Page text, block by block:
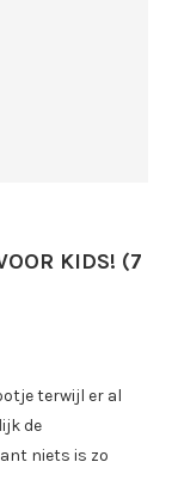
KIDS! (7
terwijl er al
de
niets is zo